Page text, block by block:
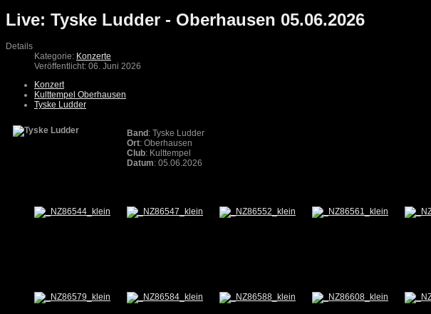
Live: Tyske Ludder - Oberhausen 05.06.2026
Details
Kategorie: Konzerte
Veröffentlicht: 06. Juni 2026
Konzert
Kulttempel Oberhausen
Tyske Ludder
Band : Tyske Ludder
Ort: Oberhausen
Club: Kulttempel
Datum: 05.06.2026